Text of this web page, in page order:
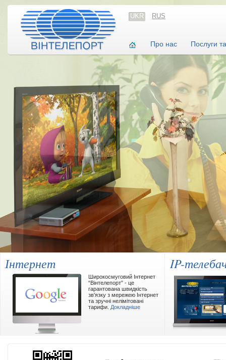
UKR RUS
Про нас Послуги
Інтернет
Широкосмуговий Інтернет
“Вінтелепорт” - це
гарантована швидкість
зв'язку з мережею Інтернет
та зручні нелімітовані
тарифи. Докладніше
IP-